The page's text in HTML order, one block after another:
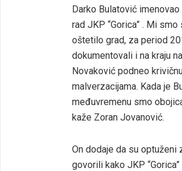
Darko Bulatović
rad JKP “Gorica” . Mi
oštetilo grad, za period
dokumentovali i na kraju
Novaković podneo
malverzacijama. Kada je
međuvremenu smo
kaže Zoran Jovanović.
On dodaje da su optuženi
govorili kako JKP